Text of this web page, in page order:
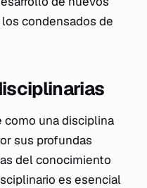
condensados de
como una disciplina
sus profundas
del conocimiento
es esencial